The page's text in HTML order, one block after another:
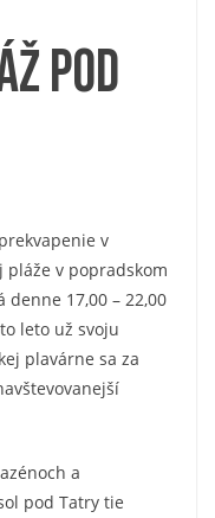
pod
v
pláže v popradskom
denne 17,00 – 22,00
leto už svoju
plavárne sa za
a
pod Tatry tie